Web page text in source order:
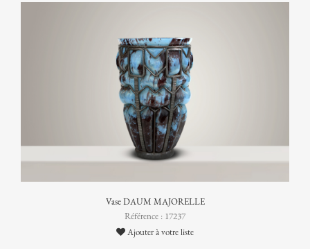
Vase DAUM MAJORELLE
Référence : 17237
Ajouter à votre liste